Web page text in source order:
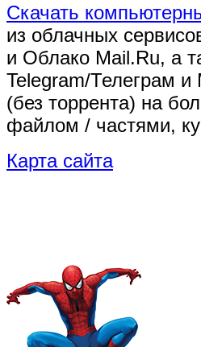
Скачать
из облачных
и Облако Mail.Ru, а
Telegram/Телеграм и
(без торрента) на
файлом / частями,
Карта сайта